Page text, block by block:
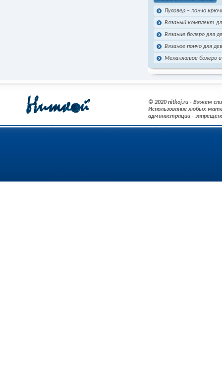
Пуловер – пончо
Вязаный комплект
Вязание болеро для
Вязаное пончо для
Меланжевое болеро
© 2020 nitkoj.ru - Вяжем
Использование любых
администрации -